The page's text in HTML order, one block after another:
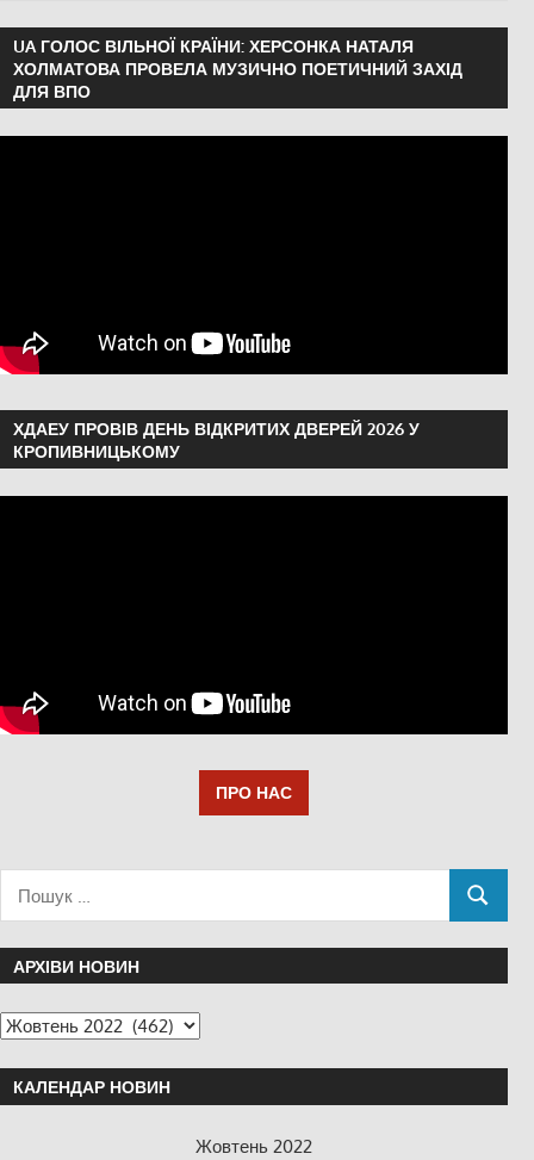
UA ГОЛОС ВІЛЬНОЇ КРАЇНИ: ХЕРСОНКА НАТАЛЯ
ХОЛМАТОВА ПРОВЕЛА МУЗИЧНО ПОЕТИЧНИЙ ЗАХІД
ДЛЯ ВПО
ХДАЕУ ПРОВІВ ДЕНЬ ВІДКРИТИХ ДВЕРЕЙ 2026 У
КРОПИВНИЦЬКОМУ
ПРО НАС
АРХІВИ НОВИН
КАЛЕНДАР НОВИН
Жовтень 2022